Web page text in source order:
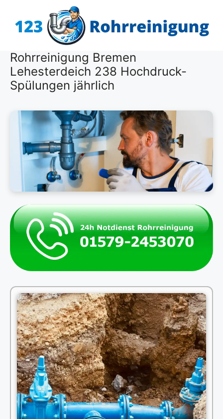
Inhalt
Rohrreinigung Bremen
Lehesterdeich 238 Hochdruck-
Spülungen jährlich